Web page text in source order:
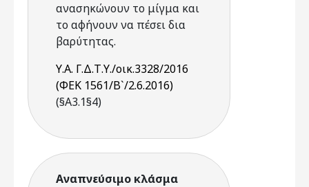
ανασηκώνουν το μίγμα και
το αφήνουν να πέσει δια
βαρύτητας.
Υ.Α. Γ.Δ.Τ.Υ./οικ.3328/2016
(ΦΕΚ 1561/Β`/2.6.2016)
(§Α3.1§4)
Αναπνεύσιμο κλάσμα